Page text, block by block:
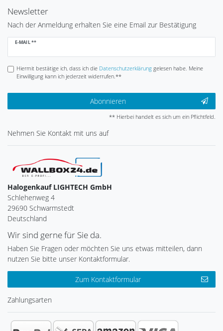
Newsletter
Nach der Anmeldung erhalten Sie eine Email zur Bestätigung
E-MAIL **
Newsletter
Hiermit bestätige ich, dass ich die Daten­schutz­erklärunggelesen habe. Meine
Einwilligung kann ich jederzeit widerrufen.**
Abonnieren
** Hierbei handelt es sich um ein Pflichtfeld.
Nehmen Sie Kontakt mit uns auf
Halogenkauf LIGHTECH GmbH
Schlehenweg 4
29690 Schwarmstedt
Deutschland
Wir sind gerne für Sie da.
Haben Sie Fragen oder möchten Sie uns etwas mitteilen, dann
nutzen Sie bitte unser Kontaktformular.
Zum Kontaktformular
Zahlungsarten